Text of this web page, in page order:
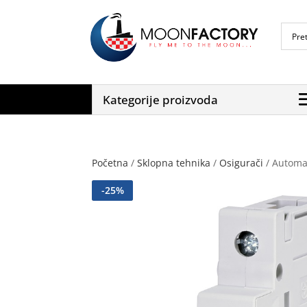
Kategorije proizvoda
Početna /Sklopna tehnika / Osigurači /
-25%